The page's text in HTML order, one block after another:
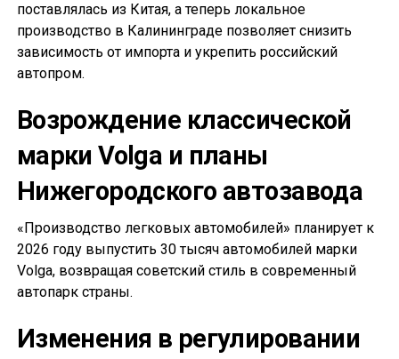
поставлялась из Китая, а теперь локальное
производство в Калининграде позволяет снизить
зависимость от импорта и укрепить российский
автопром.
Возрождение классической
марки Volga и планы
Нижегородского автозавода
«Производство легковых автомобилей» планирует к
2026 году выпустить 30 тысяч автомобилей марки
Volga, возвращая советский стиль в современный
автопарк страны.
Изменения в регулировании